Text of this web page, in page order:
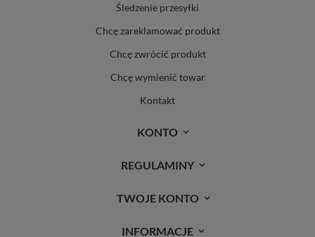
Śledzenie przesyłki
Chcę zareklamować produkt
Chcę zwrócić produkt
Chcę wymienić towar
Kontakt
KONTO
REGULAMINY
TWOJE KONTO
INFORMACJE